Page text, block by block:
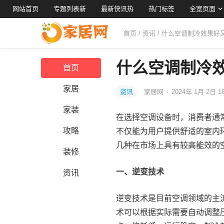
网站首页 专题列表新 最新快讯热 热门标签 全宽页面
首页 / 资讯 / 什么空调制冷效果好
首页
家居
家装
攻略
装修
资讯
什么空调制冷
资讯 家居网 · 2024年 1月 2日
在选择空调设备时，消费者通
不仅能为用户提供舒适的室
几种在市场上具有较高能效的
一、逆变技术
逆变技术是目前空调领域的主
术可以根据实际需要自动调整